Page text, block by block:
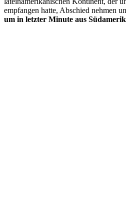
empfangen hatte, Abschied nehmen
um in letzter Minute aus